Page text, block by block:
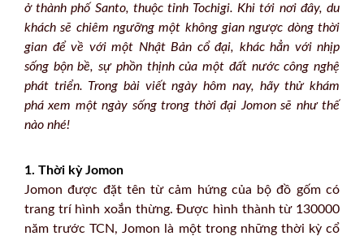
ở thành phố Santo, thuộc tỉnh Tochigi. Khi tới nơi đây, du
khách sẽ chiêm ngưỡng một không gian ngược dòng thời
gian để về với một Nhật Bản cổ đại, khác hẳn với nhịp
sống bộn bề, sự phồn thịnh của một đất nước công nghệ
phát triển. Trong bài viết ngày hôm nay, hãy thử khám
phá xem một ngày sống trong thời đại Jomon sẽ như thế
nào nhé!
1. Thời kỳ Jomon
Jomon được đặt tên từ cảm hứng của bộ đồ gốm có
trang trí hình xoắn thừng. Được hình thành từ 130000
năm trước TCN, Jomon là một trong những thời kỳ cổ